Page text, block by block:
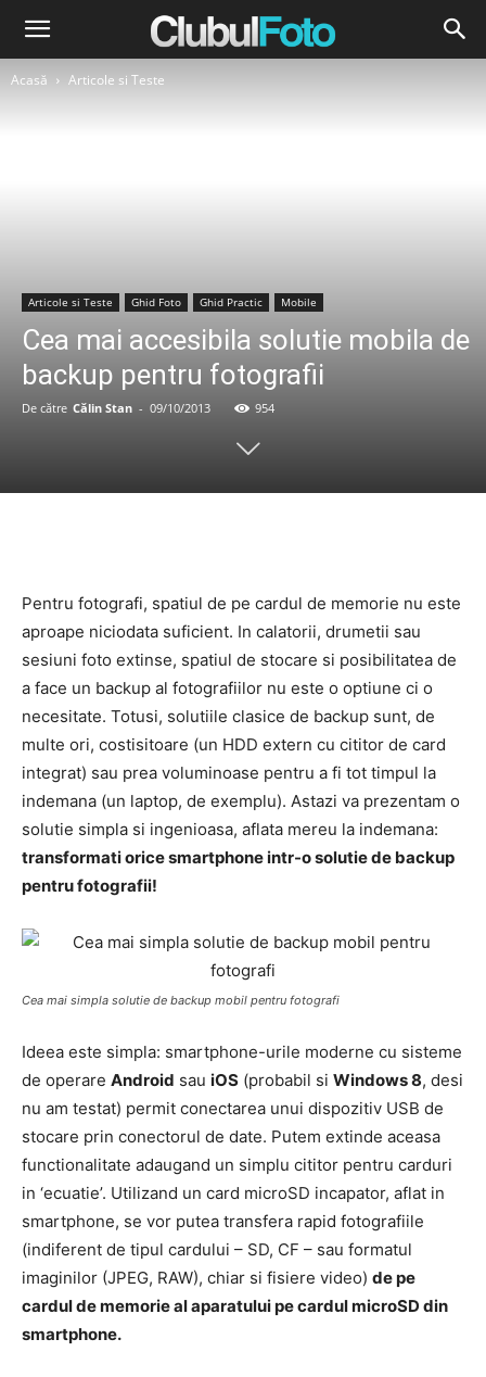
Acasă Articole si Teste
Articole si Teste Ghid Foto Ghid Practic Mobile
Cea mai accesibila solutie mobila de
backup pentru fotografii
De către Călin Stan - 09/10/2013 954
Pentru fotografi, spatiul de pe cardul de memorie nu este
aproape niciodata suficient. In calatorii, drumetii sau
sesiuni foto extinse, spatiul de stocare si posibilitatea de
a face un backup al fotografiilor nu este o optiune ci o
necesitate. Totusi, solutiile clasice de backup sunt, de
multe ori, costisitoare (un HDD extern cu cititor de card
integrat) sau prea voluminoase pentru a fi tot timpul la
indemana (un laptop, de exemplu). Astazi va prezentam o
solutie simpla si ingenioasa, aflata mereu la indemana:
transformati orice smartphone intr-o solutie de backup
pentru fotografii!
Cea mai simpla solutie de backup mobil pentru fotografi
Ideea este simpla: smartphone-urile moderne cu sisteme
de operare Android sau iOS (probabil si Windows 8, desi
nu am testat) permit conectarea unui dispozitiv USB de
stocare prin conectorul de date. Putem extinde aceasa
functionalitate adaugand un simplu cititor pentru carduri
in ‘ecuatie’. Utilizand un card microSD incapator, aflat in
smartphone, se vor putea transfera rapid fotografiile
(indiferent de tipul cardului – SD, CF – sau formatul
imaginilor (JPEG, RAW), chiar si fisiere video) de pe
cardul de memorie al aparatului pe cardul microSD din
smartphone.